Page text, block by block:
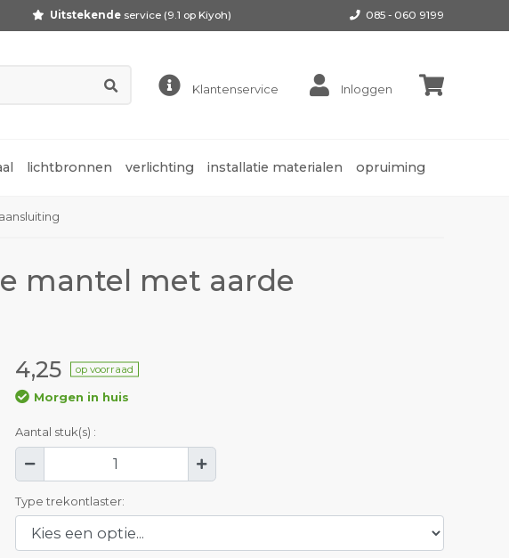
Uitstekendeservice (9.1 op Kiyoh) 085 - 060 9199
Klantenservice Inloggen
lichtbronnen verlichting installatie materialen opruiming
mantel met aarde
4,25 op voorraad
Morgen in huis
Aantal stuk(s) :
Type trekontlaster: